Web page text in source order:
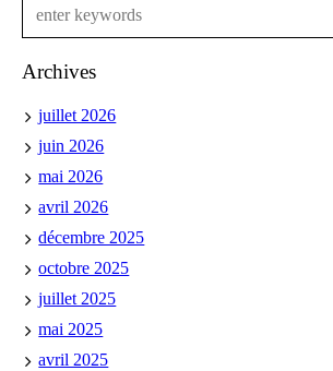
Archives
juillet 2026
juin 2026
mai 2026
avril 2026
décembre 2025
octobre 2025
juillet 2025
mai 2025
avril 2025